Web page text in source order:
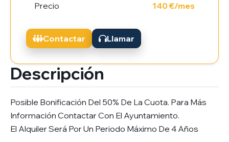
Descripción
Posible Bonificación Del 50% De La Cuota. Para Más
Información Contactar Con El Ayuntamiento.
El Alquiler Será Por Un Periodo Máximo De 4 Años
Precio 140 €/mes
Contactar Llamar